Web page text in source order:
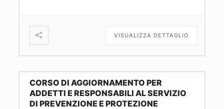
VISUALIZZA DETTAGLIO
CORSO DI AGGIORNAMENTO PER
ADDETTI E RESPONSABILI AL SERVIZIO
DI PREVENZIONE E PROTEZIONE